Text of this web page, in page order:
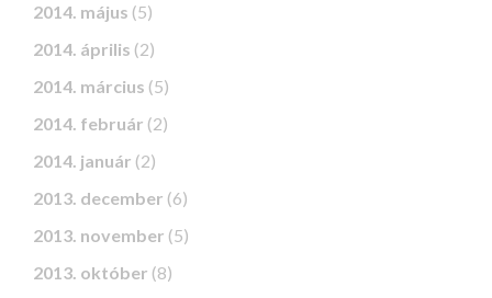
2014. május (5)
2014. április (2)
2014. március (5)
2014. február (2)
2014. január (2)
2013. december (6)
2013. november (5)
2013. október (8)